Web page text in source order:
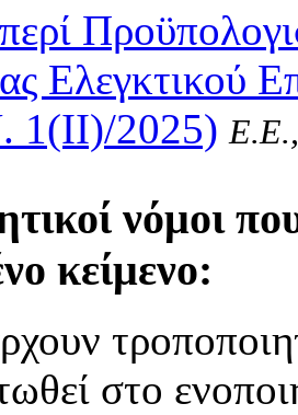
Ελεγκτικού
1(II)/2025)
νόμοι
κείμενο:
στο